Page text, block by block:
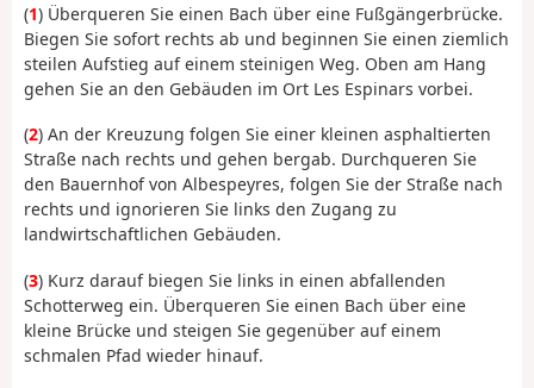
(1) Überqueren Sie einen Bach über eine Fußgängerbrücke.
Biegen Sie sofort rechts ab und beginnen Sie einen ziemlich
steilen Aufstieg auf einem steinigen Weg. Oben am Hang
gehen Sie an den Gebäuden im Ort Les Espinars vorbei.
(2) An der Kreuzung folgen Sie einer kleinen asphaltierten
Straße nach rechts und gehen bergab. Durchqueren Sie
den Bauernhof von Albespeyres, folgen Sie der Straße nach
rechts und ignorieren Sie links den Zugang zu
landwirtschaftlichen Gebäuden.
(3) Kurz darauf biegen Sie links in einen abfallenden
Schotterweg ein. Überqueren Sie einen Bach über eine
kleine Brücke und steigen Sie gegenüber auf einem
schmalen Pfad wieder hinauf.